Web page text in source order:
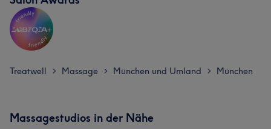
Treatwell > Massage > München und Umland > München
Massagestudios in der Nähe